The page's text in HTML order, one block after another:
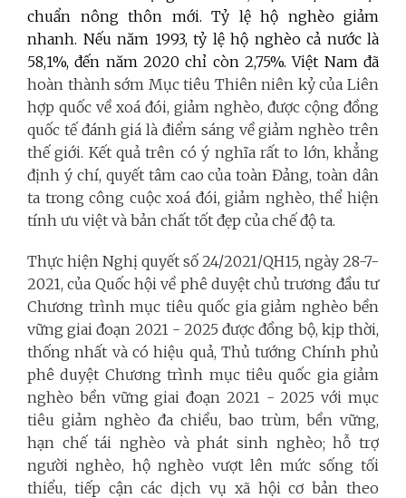
chuẩn nông thôn mới. Tỷ lệ hộ nghèo giảm
nhanh. Nếu năm 1993, tỷ lệ hộ nghèo cả nước là
58,1%, đến năm 2020 chỉ còn 2,75%. Việt Nam đã
hoàn thành sớm Mục tiêu Thiên niên kỷ của Liên
hợp quốc về xoá đói, giảm nghèo, được cộng đồng
quốc tế đánh giá là điểm sáng về giảm nghèo trên
thế giới. Kết quả trên có ý nghĩa rất to lớn, khẳng
định ý chí, quyết tâm cao của toàn Đảng, toàn dân
ta trong công cuộc xoá đói, giảm nghèo, thể hiện
tính ưu việt và bản chất tốt đẹp của chế độ ta.
Thực hiện Nghị quyết số 24/2021/QH15, ngày 28-7-
2021, của Quốc hội về phê duyệt chủ trương đầu tư
Chương trình mục tiêu quốc gia giảm nghèo bền
vững giai đoạn 2021 - 2025 được đồng bộ, kịp thời,
thống nhất và có hiệu quả, Thủ tướng Chính phủ
phê duyệt Chương trình mục tiêu quốc gia giảm
nghèo bền vững giai đoạn 2021 - 2025 với mục
tiêu giảm nghèo đa chiều, bao trùm, bền vững,
hạn chế tái nghèo và phát sinh nghèo; hỗ trợ
người nghèo, hộ nghèo vượt lên mức sống tối
thiểu, tiếp cận các dịch vụ xã hội cơ bản theo